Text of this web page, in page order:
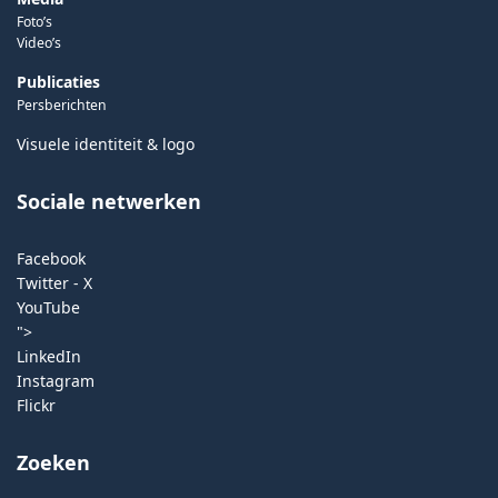
Foto’s
Video’s
Publicaties
Persberichten
Visuele identiteit & logo
Sociale netwerken
Facebook
Twitter - X
YouTube
">
LinkedIn
Instagram
Flickr
Zoeken